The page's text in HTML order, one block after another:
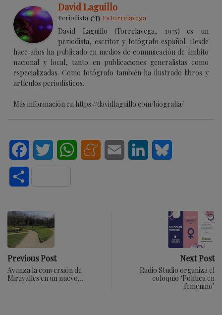
David Laguillo
Periodista en EsTorrelavega
David Laguillo (Torrelavega, 1975) es un
periodista, escritor y fotógrafo español. Desde
hace años ha publicado en medios de comunicación de ámbito
nacional y local, tanto en publicaciones generalistas como
especializadas. Como fotógrafo también ha ilustrado libros y
artículos periodísticos.
Más información en https://davidlaguillo.com/biografia/
FacebookTwitter WhatsAppMeneameEmail LinkedIn
Compartir
Previous Post
Avanza la conversión de
Miravalles en un nuevo…
Next Post
Radio Studio organiza el
coloquio ‘Política en
femenino’